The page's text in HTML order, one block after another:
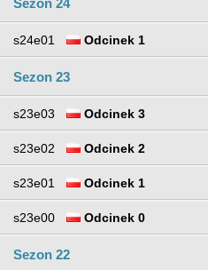
s24e01 Odcinek 1
Sezon 23
s23e03 Odcinek 3
s23e02 Odcinek 2
s23e01 Odcinek 1
s23e00 Odcinek 0
Sezon 22